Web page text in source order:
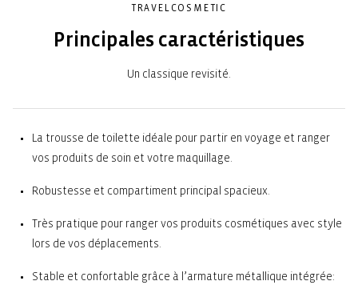
TRAVELCOSMETIC
Principales caractéristiques
Un classique revisité.
La trousse de toilette idéale pour partir en voyage et ranger
vos produits de soin et votre maquillage.
Robustesse et compartiment principal spacieux.
Très pratique pour ranger vos produits cosmétiques avec style
lors de vos déplacements.
Stable et confortable grâce à l’armature métallique intégrée: